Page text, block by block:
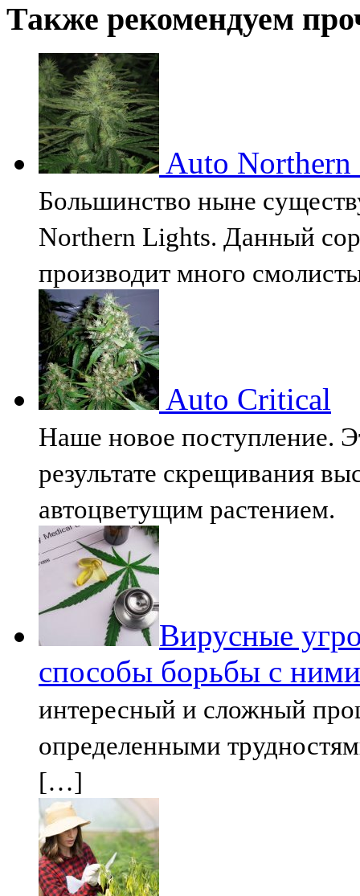
Также рекомендуем
Auto Northern
Большинство ныне
Northern Lights. Данный
производит много
Auto Critical
Наше новое поступление.
результате скрещивания
автоцветущим растением.
Вирусные
способы борьбы с ними
интересный и сложный
определенными
[…]